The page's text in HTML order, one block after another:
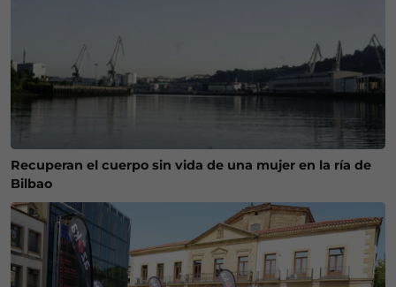
Recuperan el cuerpo sin vida de una mujer en la ría de
Bilbao